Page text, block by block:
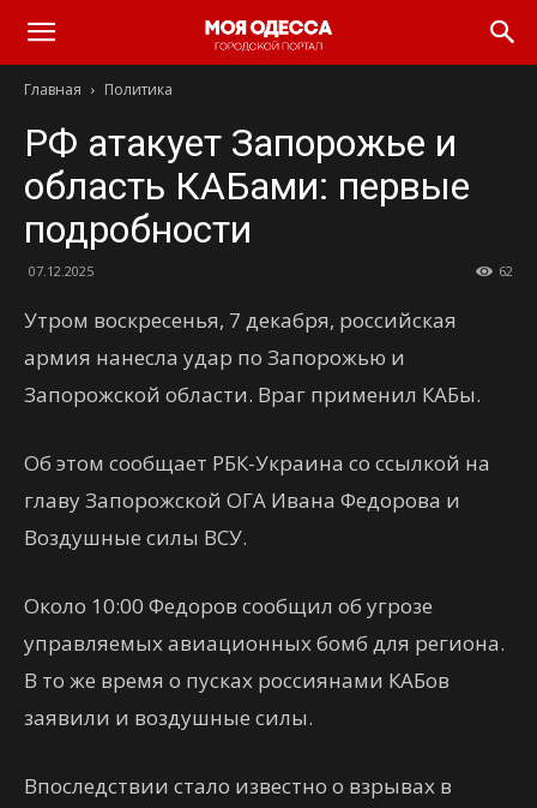
Моя
Одесса
Главная Политика
РФ атакует Запорожье и
область КАБами: первые
подробности
07.12.2025 62
Утром воскресенья, 7 декабря, российская
армия нанесла удар по Запорожью и
Запорожской области. Враг применил КАБы.
Об этом сообщает РБК-Украина со ссылкой на
главу Запорожской ОГА Ивана Федорова и
Воздушные силы ВСУ.
Около 10:00 Федоров сообщил об угрозе
управляемых авиационных бомб для региона.
В то же время о пусках россиянами КАБов
заявили и воздушные силы.
Впоследствии стало известно о взрывах в